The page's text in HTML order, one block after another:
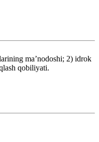
ma’nodoshi; 2) idrok
qobiliyati.